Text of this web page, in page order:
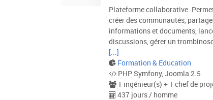
Plateforme collaborative.
créer des communautés,
informations et documents,
discussions, gérer un
[...]
Formation & Education
PHP Symfony, Joomla 2.5
1 ingénieur(s) + 1 chef de
437 jours / homme